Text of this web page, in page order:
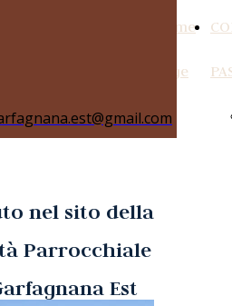
Home
Page
nel sito della
Parrocchiale
Est